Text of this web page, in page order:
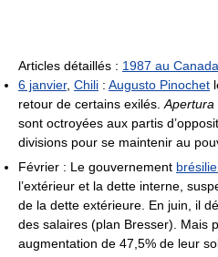
Articles détaillés : 1987 au Canada
6 janvier, Chili : Augusto Pinochet
retour de certains exilés. Apertura
sont octroyées aux partis
divisions pour se maintenir au
Février : Le gouvernement
l’extérieur et la dette interne,
de la dette extérieure. En juin, il
des salaires (plan Bresser). Mais
augmentation de 47,5% de leur